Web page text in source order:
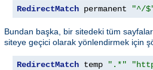
RedirectMatch permanent "^/
Bundan başka, bir sitedeki tüm
siteye geçici olarak yönlendirmek için
RedirectMatch temp ".*"